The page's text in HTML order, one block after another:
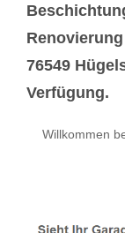
76549
Verfügung.
Willkommen